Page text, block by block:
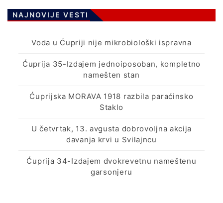
NAJNOVIJE VESTI
Voda u Ćupriji nije mikrobiološki ispravna
Ćuprija 35-Izdajem jednoiposoban, kompletno
namešten stan
Ćuprijska MORAVA 1918 razbila paraćinsko
Staklo
U četvrtak, 13. avgusta dobrovoljna akcija
davanja krvi u Svilajncu
Ćuprija 34-Izdajem dvokrevetnu nameštenu
garsonjeru